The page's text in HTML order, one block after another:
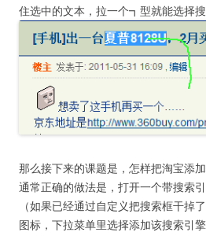
住选中的文本，拉一个┓型就能选择搜
那么接下来的课题是，怎样把淘宝添加
通常正确的做法是，打开一个带搜索
（如果已经通过自定义把搜索框干掉
图标，下拉菜单里选择添加该搜索引擎